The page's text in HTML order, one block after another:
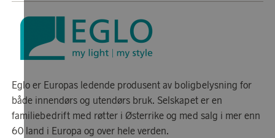
Eglo er Europas ledende produsent av boligbelysning for
både innendørs og utendørs bruk. Selskapet er en
familiebedrift med røtter i Østerrike og med salg i mer enn
60 land i Europa og over hele verden.